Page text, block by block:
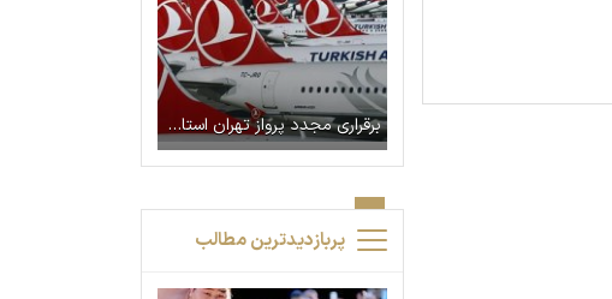
برقراری مجدد پرواز تهران استانبول در دوره کرونا
پربازدیدترین مطالب